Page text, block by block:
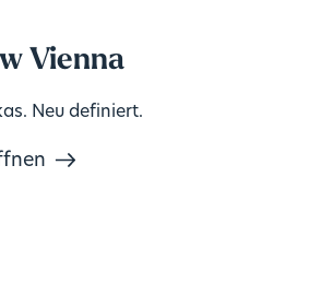
Vienna
Neu definiert.